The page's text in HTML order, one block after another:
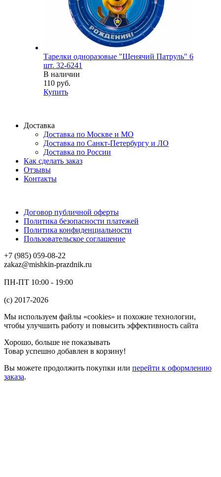
Тарелки одноразовые "Щенячий Патруль" 6
шт. 32-6241
В наличии
110 руб.
Купить
Доставка
Доставка по Москве и МО
Доставка по Санкт-Петербургу и ЛО
Доставка по России
Как сделать заказ
Отзывы
Контакты
Договор публичной оферты
Политика безопасности платежей
Политика конфиденциальности
Пользовательское соглашение
+7 (985) 059-08-22
zakaz@mishkin-prazdnik.ru
ПН-ПТ 10:00 - 19:00
(c) 2017-2026
Мы используем файлы «cookies» и похожие технологии,
чтобы улучшить работу и повысить эффективность сайта
Хорошо, больше не показывать
Товар успешно добавлен в корзину!
Вы можете продолжить покупки или перейти к оформлению
заказа.